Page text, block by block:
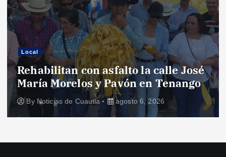
Local
Rehabilitan con asfalto la calle José
María Morelos y Pavón en Tenango
By Noticias de Cuautla agosto 6, 2026